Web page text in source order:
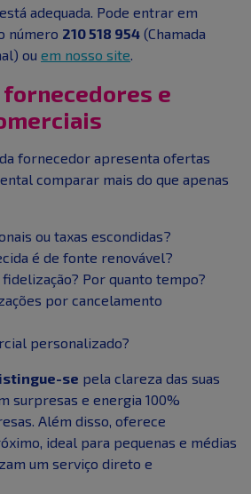
adequada. Pode entrar em
número 210 518 954 (Chamada
ou em nosso site
fornecedores e
fornecedor apresenta ofertas
comparar mais do que apenas
ou taxas escondidas?
é de fonte renovável?
Por quanto tempo?
por cancelamento
personalizado?
se pela clareza das suas
surpresas e energia 100%
Além disso, oferece
ideal para pequenas e médias
um serviço direto e